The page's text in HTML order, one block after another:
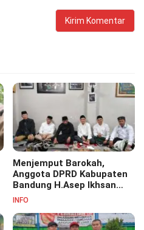
Menjemput Barokah,
Anggota DPRD Kabupaten
Bandung H.Asep Ikhsan
S.Pd.M.M Hadiri Haul Akbar
Pesantren Cipasung.
INFO